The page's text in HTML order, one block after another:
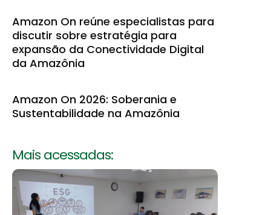
Amazon On reúne especialistas para
discutir sobre estratégia para
expansão da Conectividade Digital
da Amazônia
Amazon On 2026: Soberania e
Sustentabilidade na Amazônia
Mais acessadas: